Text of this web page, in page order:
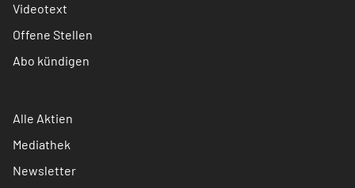
Videotext
Offene Stellen
Abo kündigen
Alle Aktien
Mediathek
Newsletter